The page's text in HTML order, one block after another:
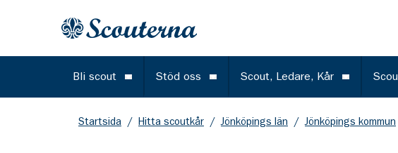
Gå till huvudinnehållet
Bli scout Öppna meny
Stöd oss Öppna meny
Scout, Ledare, Kår Öppna
Startsida / Hitta scoutkår / Jönköpings län / Jönköpings kommun